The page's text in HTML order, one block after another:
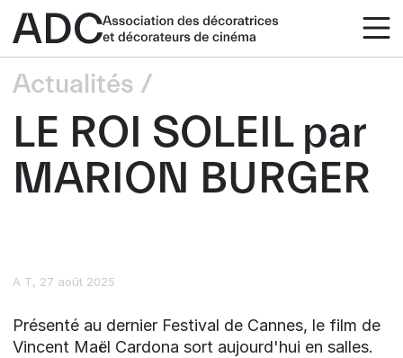
Actualités
LE ROI SOLEIL par
MARION BURGER
A T 27 août 2025
Présenté au dernier Festival de Cannes, le film de
Vincent Maël Cardona sort aujourd'hui en salles.